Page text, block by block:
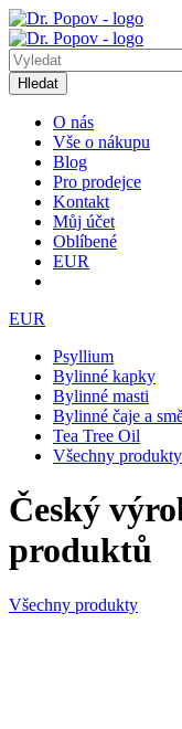
Hledat
O nás
Vše o nákupu
Blog
Pro prodejce
Kontakt
Můj účet
Oblíbené
EUR
EUR
Psyllium
Bylinné kapky
Bylinné masti
Bylinné čaje a
Tea Tree Oil
Všechny produkty
Český
produktů
Všechny produkty